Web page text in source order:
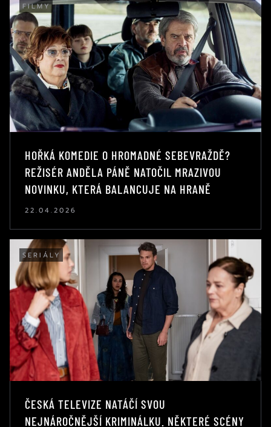
FILMY
HOŘKÁ KOMEDIE O HROMADNÉ SEBEVRAŽDĚ?
REŽISÉR ANDĚLA PÁNĚ NATOČIL MRAZIVOU
NOVINKU, KTERÁ BALANCUJE NA HRANĚ
22.04.2026
SERIÁLY
ČESKÁ TELEVIZE NATÁČÍ SVOU
NEJNÁROČNĚJŠÍ KRIMINÁLKU. NĚKTERÉ SCÉNY